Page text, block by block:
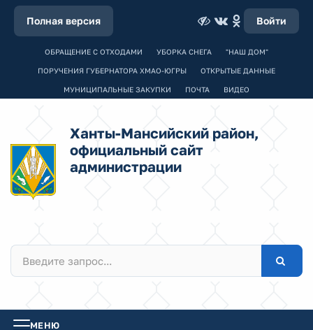
Полная версия Войти
ОБРАЩЕНИЕ С ОТХОДАМИ УБОРКА СНЕГА "НАШ ДОМ"
ПОРУЧЕНИЯ ГУБЕРНАТОРА ХМАО-ЮГРЫ ОТКРЫТЫЕ ДАННЫЕ
МУНИЦИПАЛЬНЫЕ ЗАКУПКИ ПОЧТА ВИДЕО
Ханты-Мансийский район,
официальный сайт
администрации
МЕНЮ